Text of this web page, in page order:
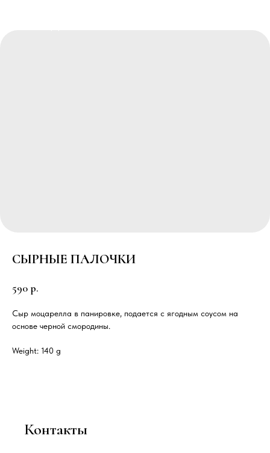
СЫРНЫЕ ПАЛОЧКИ
590 р.
Сыр моцарелла в панировке, подается с ягодным соусом на
основе черной смородины.
Weight: 140 g
Контакты